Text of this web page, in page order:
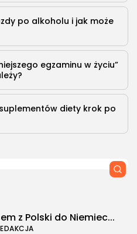
po alkoholu i jak może
egzaminu w życiu”
diety krok po
z Polski do Niemiec...